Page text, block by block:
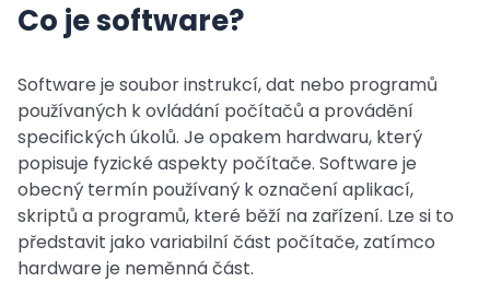
Co je software?
Software je soubor instrukcí, dat nebo programů
používaných k ovládání počítačů a provádění
specifických úkolů. Je opakem hardwaru, který
popisuje fyzické aspekty počítače. Software je
obecný termín používaný k označení aplikací,
skriptů a programů, které běží na zařízení. Lze si to
představit jako variabilní část počítače, zatímco
hardware je neměnná část.